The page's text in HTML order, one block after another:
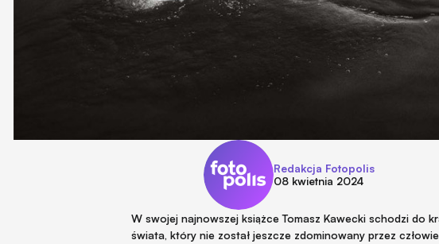
Redakcja Fotopolis
08 kwietnia 2024
W swojej najnowszej książce Tomasz Kawecki schodzi do
świata, który nie został jeszcze zdominowany przez